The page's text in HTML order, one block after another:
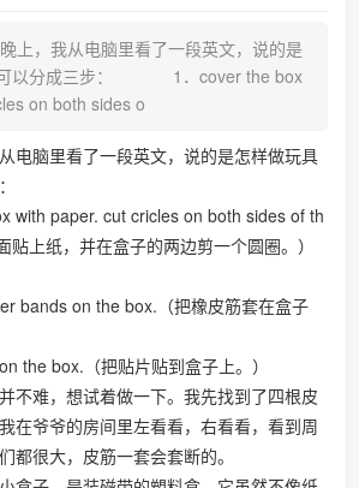
，我从电脑里看了一段英文，说的是
可以分成三步： 1．cover the box
on both sides o
脑里看了一段英文，说的是怎样做玩具
：
paper. cut cricles on both sides of th
上纸，并在盒子的两边剪一个圆圈。）
on the box.（把橡皮筋套在盒子
the box.（把贴片贴到盒子上。）
难，想试着做一下。我先找到了四根皮
在爷爷的房间里左看看，右看看，看到周
都很大，皮筋一套会套断的。